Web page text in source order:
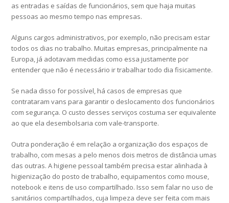
as entradas e saídas de funcionários, sem que haja muitas
pessoas ao mesmo tempo nas empresas.
Alguns cargos administrativos, por exemplo, não precisam estar
todos os dias no trabalho. Muitas empresas, principalmente na
Europa, já adotavam medidas como essa justamente por
entender que não é necessário ir trabalhar todo dia fisicamente.
Se nada disso for possível, há casos de empresas que
contrataram vans para garantir o deslocamento dos funcionários
com segurança. O custo desses serviços costuma ser equivalente
ao que ela desembolsaria com vale-transporte.
Outra ponderação é em relação a organização dos espaços de
trabalho, com mesas a pelo menos dois metros de distância umas
das outras. A higiene pessoal também precisa estar alinhada à
higienização do posto de trabalho, equipamentos como mouse,
notebook e itens de uso compartilhado. Isso sem falar no uso de
sanitários compartilhados, cuja limpeza deve ser feita com mais